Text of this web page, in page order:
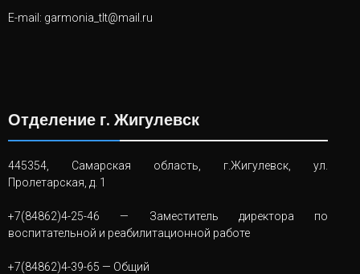
E-mail: garmonia_tlt@mail.ru
Отделение г. Жигулевск
445354, Самарская область, г.Жигулевск, ул.
Пролетарская, д. 1
+7(84862)4-25-46 — Заместитель директора по
воспитательной и реабилитационной работе
+7(84862)4-39-65 — Общий